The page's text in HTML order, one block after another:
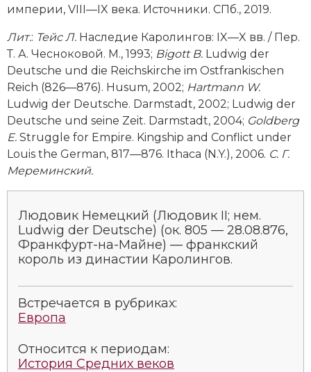
империи, VIII—IX века. Источники. СПб., 2019.
Лит.: Тейс Л. Наследие Каролингов: IX—X вв. / Пер.
Т. А. Чесноковой. М., 1993; Bigott B. Ludwig der
Deutsche und die Reichskirche im Ostfrankischen
Reich (826—876). Husum, 2002; Hartmann W.
Ludwig der Deutsche. Darmstadt, 2002; Ludwig der
Deutsche und seine Zeit. Darmstadt, 2004; Goldberg
E. Struggle for Empire. Kingship and Conflict under
Louis the German, 817—876. Ithaca (N.Y.), 2006. С. Г.
Мереминский.
Людовик Немецкий (Людовик II; нем.
Ludwig der Deutsche) (ок. 805 — 28.08.876,
Франкфурт-на-Майне) — франкский
король из династии Каролингов.
Встречается в рубриках:
Европа
Относится к периодам:
История Средних веков